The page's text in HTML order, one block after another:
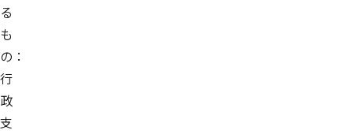
る
も
の：
行
政
支